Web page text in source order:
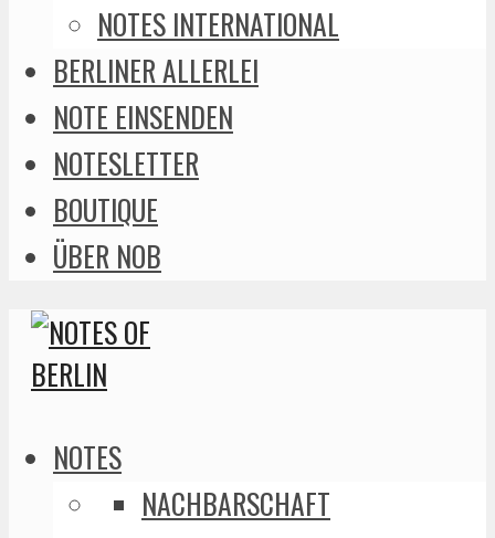
NOTES INTERNATIONAL
BERLINER ALLERLEI
NOTE EINSENDEN
NOTESLETTER
BOUTIQUE
ÜBER NOB
NOTES
NACHBARSCHAFT